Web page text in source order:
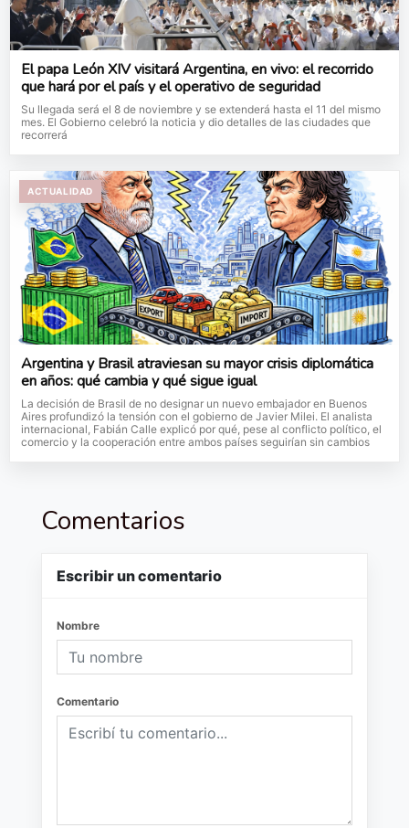
El papa León XIV visitará Argentina, en vivo: el recorrido
que hará por el país y el operativo de seguridad
Su llegada será el 8 de noviembre y se extenderá hasta el 11 del mismo
mes. El Gobierno celebró la noticia y dio detalles de las ciudades que
recorrerá
ACTUALIDAD
Argentina y Brasil atraviesan su mayor crisis diplomática
en años: qué cambia y qué sigue igual
La decisión de Brasil de no designar un nuevo embajador en Buenos
Aires profundizó la tensión con el gobierno de Javier Milei. El analista
internacional, Fabián Calle explicó por qué, pese al conflicto político, el
comercio y la cooperación entre ambos países seguirían sin cambios
Comentarios
Escribir un comentario
Nombre
Comentario